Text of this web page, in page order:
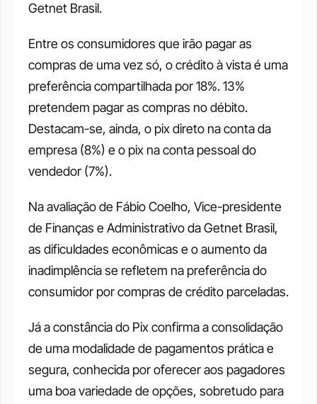
Getnet Brasil.
Entre os consumidores que irão pagar as
compras de uma vez só, o crédito à vista é uma
preferência compartilhada por 18%. 13%
pretendem pagar as compras no débito.
Destacam-se, ainda, o pix direto na conta da
empresa (8%) e o pix na conta pessoal do
vendedor (7%).
Na avaliação de Fábio Coelho, Vice-presidente
de Finanças e Administrativo da Getnet Brasil,
as dificuldades econômicas e o aumento da
inadimplência se refletem na preferência do
consumidor por compras de crédito parceladas.
Já a constância do Pix confirma a consolidação
de uma modalidade de pagamentos prática e
segura, conhecida por oferecer aos pagadores
uma boa variedade de opções, sobretudo para